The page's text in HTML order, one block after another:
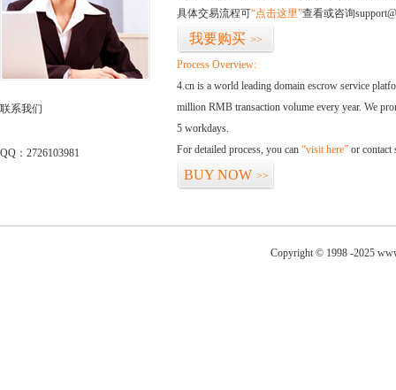
联系我们
QQ：2726103981
具体交易流程可“点击这里”查看或咨询
我要购买 >>
Process Overview:
4.cn is a world leading domain escrow service
million RMB transaction volume every year. We
5 workdays.
For detailed process, you can “visit here” or contact
BUY NOW >>
Copyright © 1998 -2025